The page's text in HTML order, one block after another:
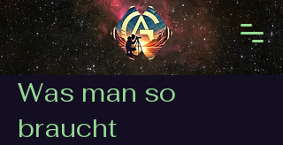
Was man so
braucht